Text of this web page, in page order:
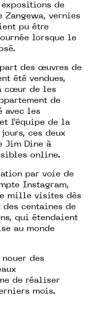
expositions de
vernies
pu être
lorsque le
des œuvres de
été vendues,
cœur de les
de
avec les
l’équipe de la
ces deux
Jim Dine à
online.
par voie de
Instagram,
mille visites dès
centaines de
qui étendaient
au monde
des
de réaliser
mois.